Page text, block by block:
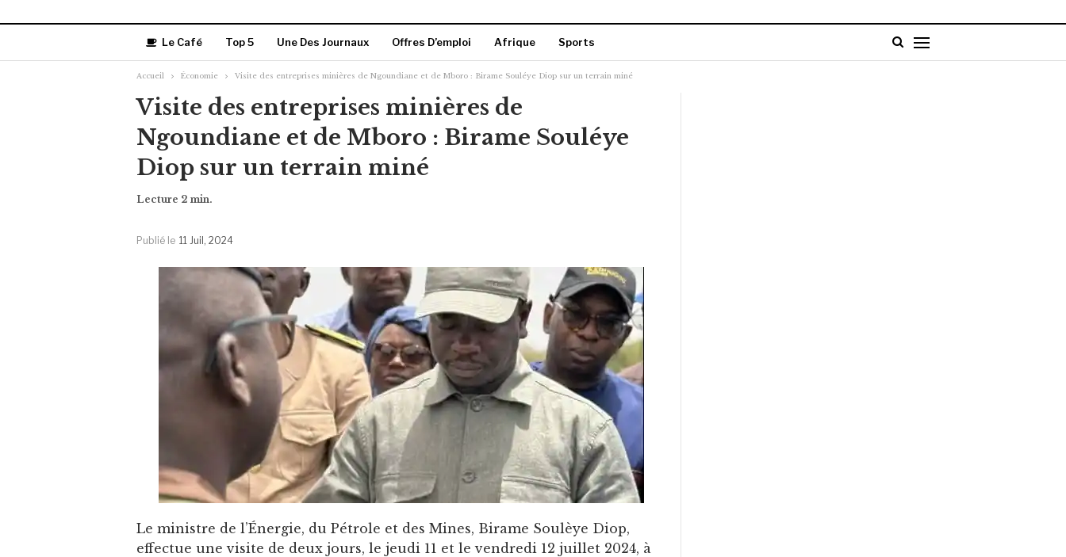
Le Café Top 5 Une Des Journaux Offres D’emploi Afrique Sports
Accueil Économie Visite des entreprises minières de Ngoundiane et de Mboro : Birame Souléye Diop sur un terrain miné
Visite des entreprises minières de
Ngoundiane et de Mboro : Birame Souléye
Diop sur un terrain miné
Publié le 11 Juil, 2024
Le ministre de l’Énergie, du Pétrole et des Mines, Birame Soulèye Diop,
effectue une visite de deux jours, le jeudi 11 et le vendredi 12 juillet 2024, à